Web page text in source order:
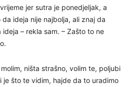
jer sutra je ponedjeljak, a
ideja nije najbolja, ali znaj da
ideja – rekla sam. – Zašto to ne
ništa strašno, volim te, poljubi
je što te vidim, hajde da to uradimo